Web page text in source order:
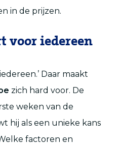
in de prijzen.
voor iedereen
Daar maakt
zich hard voor. De
weken van de
hij als een unieke kans
factoren en